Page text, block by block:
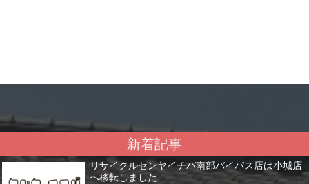
新着記事
リサイクルセンヤイチバ南部バイパス店は小城店
へ移転しました